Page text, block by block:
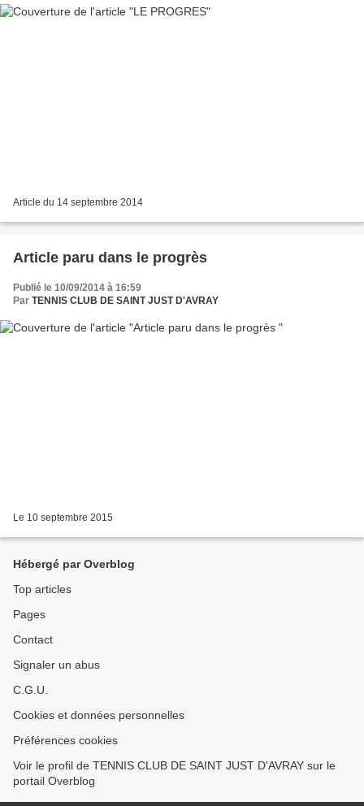
Article du 14 septembre 2014
Article paru dans le progrès
Publié le 10/09/2014 à 16:59
Par TENNIS CLUB DE SAINT JUST D'AVRAY
Le 10 septembre 2015
Hébergé par Overblog
Top articles
Pages
Contact
Signaler un abus
C.G.U.
Cookies et données personnelles
Préférences cookies
Voir le profil de TENNIS CLUB DE SAINT JUST D'AVRAY sur le
portail Overblog